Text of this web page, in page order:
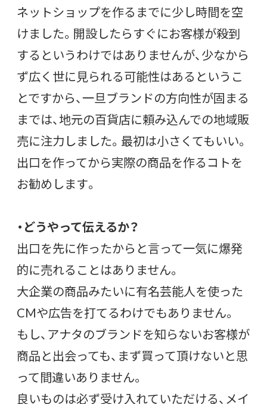
ネットショップを作るまでに少し時間を空
けました。開設したらすぐにお客様が殺到
するというわけではありませんが、少なから
ず広く世に見られる可能性はあるというこ
とですから、一旦ブランドの方向性が固まる
までは、地元の百貨店に頼み込んでの地域販
売に注力しました。最初は小さくてもいい。
出口を作ってから実際の商品を作るコトを
お勧めします。
・どうやって伝えるか？
出口を先に作ったからと言って一気に爆発
的に売れることはありません。
大企業の商品みたいに有名芸能人を使った
CMや広告を打てるわけでもありません。
もし、アナタのブランドを知らないお客様が
商品と出会っても、まず買って頂けないと思
って間違いありません。
良いものは必ず受け入れていただける、メイ